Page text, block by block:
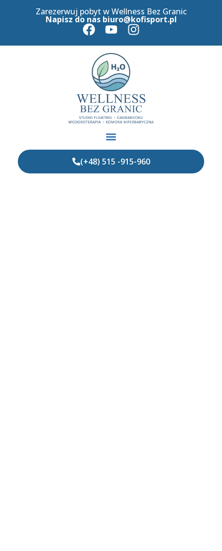
Zarezerwuj pobyt w Wellness Bez Granic
Napisz do nas biuro@kofisport.pl
(+48) 515 -915-960